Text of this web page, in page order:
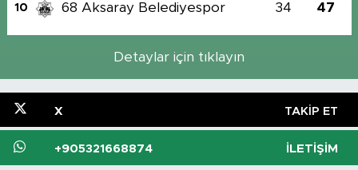
10 68 Aksaray Belediyespor 34 47
Detaylar için tıklayın
X TAKIP ET
+905321668874 İLETIŞIM